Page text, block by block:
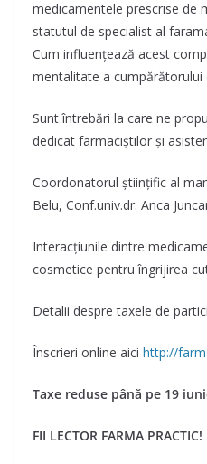
medicamentele prescrise de
statutul de specialist al
Cum influențează acest
mentalitate a cumpărătorului
Sunt întrebări la care ne
dedicat farmaciștilor și
Coordonatorul științific al
Belu, Conf.univ.dr. Anca
Interacțiunile dintre
cosmetice pentru îngrijirea
Detalii despre taxele de
Înscrieri online aici http://
Taxe reduse până pe 19
FII LECTOR FARMA PRACTIC!